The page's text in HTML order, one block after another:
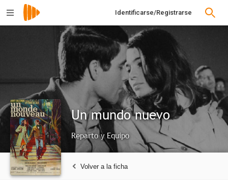
Identificarse/Registrarse
Un mundo nuevo
Reparto y Equipo
Volver a la ficha